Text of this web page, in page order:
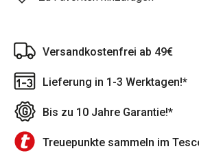
Versandkostenfrei ab 49€
Lieferung in 1-3 Werktagen!*
Bis zu 10 Jahre Garantie!*
Treuepunkte sammeln im